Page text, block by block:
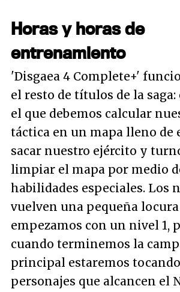
Horas y horas de
entrenamiento
'Disgaea 4 Complete+'
el resto de títulos de la saga:
el que debemos calcular
táctica en un mapa lleno de
sacar nuestro ejército y
limpiar el mapa por medio
habilidades especiales. Los
vuelven una pequeña
empezamos con un nivel 1,
cuando terminemos la
principal estaremos
personajes que alcancen el